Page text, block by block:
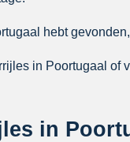
hebt
in Poortugaal
in